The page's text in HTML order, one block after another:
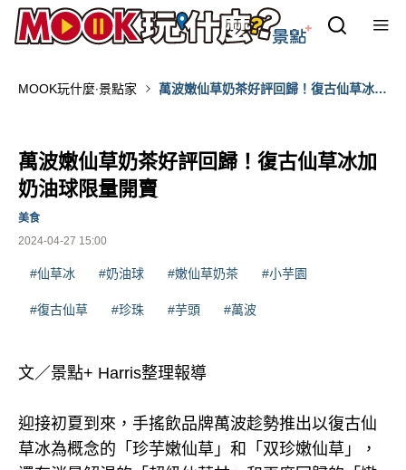
MOOK玩什麼‧景點家
萬波嫩仙草奶茶好評回歸！復古仙草冰加
萬波嫩仙草奶茶好評回歸！復古仙草冰加
奶油球限量開賣
2024-04-27 15:00
美食
#仙草冰 #奶油球 #嫩仙草奶茶 #小芋園
#復古仙草 #珍珠 #芋頭 #萬波
文／景點+ Harris整理報導
迎接初夏到來，手搖飲品牌萬波趁勢推出以復古仙
草冰為概念的「珍芋嫩仙草」和「双珍嫩仙草」，